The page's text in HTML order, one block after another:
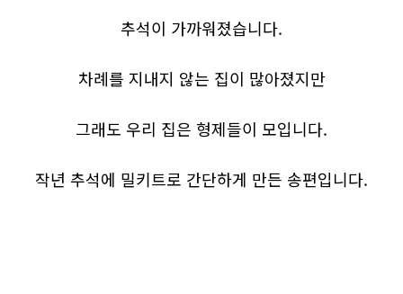
추석이 가까워졌습니다.
차례를 지내지 않는 집이 많아졌지만
그래도 우리 집은 형제들이 모입니다.
작년 추석에 밀키트로 간단하게 만든 송편입니다.